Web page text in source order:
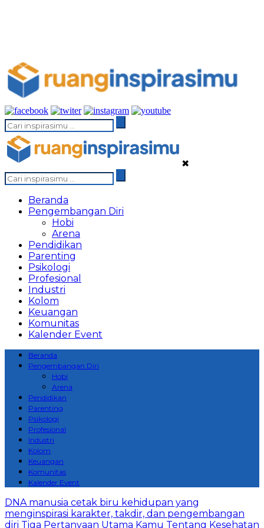
✖
Beranda
Pengembangan Diri
Hobi
Arena
Pendidikan
Parenting
Psikologi
Profesional
Industri
Kolom
Keuangan
Komunitas
Kalender Event
Beranda
Pengembangan Diri
Hobi
Arena
Pendidikan
Parenting
Psikologi
Profesional
Industri
Kolom
Keuangan
Komunitas
Kalender Event
DNA manusia cetak biru kehidupan yang
menginspirasi karakter, takdir, dan pengembangan
diri Tiga Pertanyaan Utama Kamu Tentang Kesehatan